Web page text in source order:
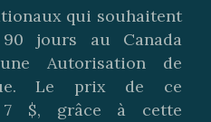
qui souhaitent
jours au Canada
Autorisation de
Le prix de ce
$, grâce à cette